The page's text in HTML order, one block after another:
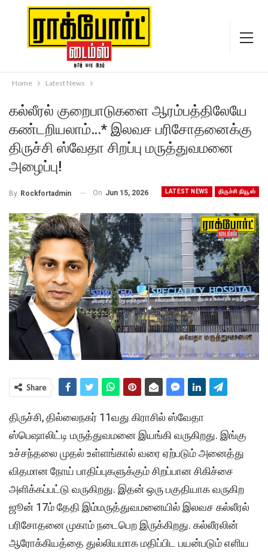
Home Latest News
கல்லீரல் குறைபாடுகளை ஆரம்பத்திலேயே
கண்டறியலாம்…* இலவச பரிசோதனைக்கு
திருச்சி ஸ்வேதா சிறப்பு மருத்துவமனை
அழைப்பு!
LATEST NEWS திருச்சி நியூஸ்
By Rockfortadmin On Jun 15, 2026
Share
திருச்சி, தில்லைநகர் 11வது கிராசில் ஸ்வேதா
ஸ்பெஷாலிட்டி மருத்துவமனை இயங்கி வருகிறது. இங்கு
உச்சந்தலை முதல் உள்ளங்கால் வரை ஏற்படும் அனைத்து
விதமான நோய் பாதிப்புகளுக்கும் சிறப்பான சிகிச்சை
அளிக்கப்பட்டு வருகிறது. இதன் ஒரு பகுதியாக வருகிற
ஜூன் 17ம் தேதி இம்மருத்துவமனையில் இலவச கல்லீரல்
பரிசோதனை முகாம் நடைபெற இருக்கிறது. கல்லீரலின்
ஆரோக்கியத்தை துல்லியமாக மதிப்பிட பயன்படும் எளிய